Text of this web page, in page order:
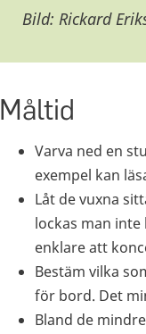
Bild: Rickard
Måltid
Varva ned en
exempel kan
Låt de vuxna
lockas man
enklare att
Bestäm vilka
för bord. Det
Bland de